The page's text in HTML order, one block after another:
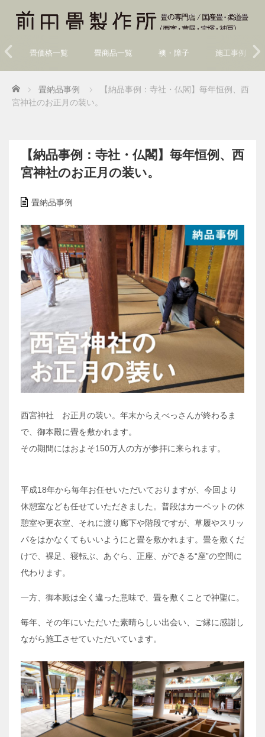
畳価格一覧 畳商品一覧 襖・障子 施工事例
Home 畳納品事例
【納品事例：寺社・仏閣】毎年恒例、西
宮神社のお正月の装い。
【納品事例：寺社・仏閣】毎年恒例、西
宮神社のお正月の装い。
畳納品事例
西宮神社 お正月の装い。年末からえべっさんが終わるま
で、御本殿に畳を敷かれます。
その期間にはおよそ150万人の方が参拝に来られます。
平成18年から毎年お任せいただいておりますが、今回より
休憩室なども任せていただきました。普段はカーペットの休
憩室や更衣室、それに渡り廊下や階段ですが、草履やスリッ
パをはかなくてもいいようにと畳を敷かれます。畳を敷くだ
けで、裸足、寝転ぶ、あぐら、正座、ができる“座”の空間に
代わります。
一方、御本殿は全く違った意味で、畳を敷くことで神聖に。
毎年、その年にいただいた素晴らしい出会い、ご縁に感謝し
ながら施工させていただいています。